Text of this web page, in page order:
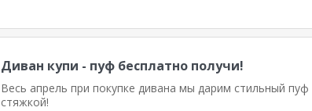
Диван купи - пуф бесплатно получи!
Весь апрель при покупке дивана мы дарим стильный пуф
стяжкой!